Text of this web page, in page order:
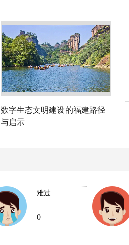
数字生态文明建设的福建路径
与启示
难过
0